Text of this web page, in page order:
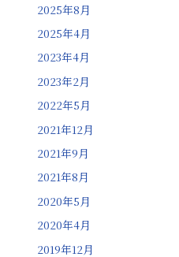
2025年8月
2025年4月
2023年4月
2023年2月
2022年5月
2021年12月
2021年9月
2021年8月
2020年5月
2020年4月
2019年12月